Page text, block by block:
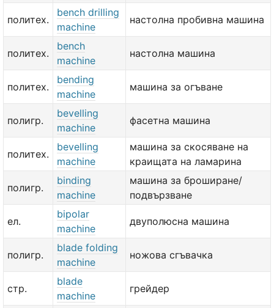
политех.
bench drilling
machine
настолна пробивна машина
политех.
bench
machine
настолна машина
политех.
bending
machine
машина за огъване
полигр.
bevelling
machine
фасетна машина
политех.
bevelling
machine
машина за скосяване на
краищата на ламарина
полигр.
binding
machine
машина за броширане/
подвързване
ел.
bipolar
machine
двуполюсна машина
полигр.
blade folding
machine
ножова сгъвачка
стр.
blade
machine
грейдер